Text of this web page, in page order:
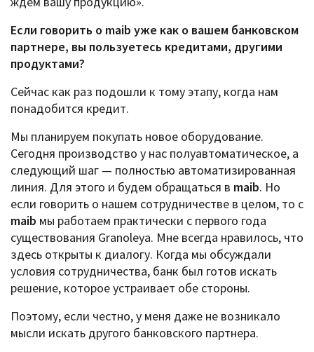
Если говорить о maib уже как о вашем банковском
партнере, вы пользуетесь кредитами, другими
продуктами?
Сейчас как раз подошли к тому этапу, когда нам
понадобится кредит.
Мы планируем покупать новое оборудование.
Сегодня производство у нас полуавтоматическое, а
следующий шаг — полностью автоматизированная
линия. Для этого и будем обращаться в maib. Но
если говорить о нашем сотрудничестве в целом, то с
maib мы работаем практически с первого года
существования Granoleya. Мне всегда нравилось, что
здесь открыты к диалогу. Когда мы обсуждали
условия сотрудничества, банк был готов искать
решение, которое устраивает обе стороны.
Поэтому, если честно, у меня даже не возникало
мысли искать другого банковского партнера.